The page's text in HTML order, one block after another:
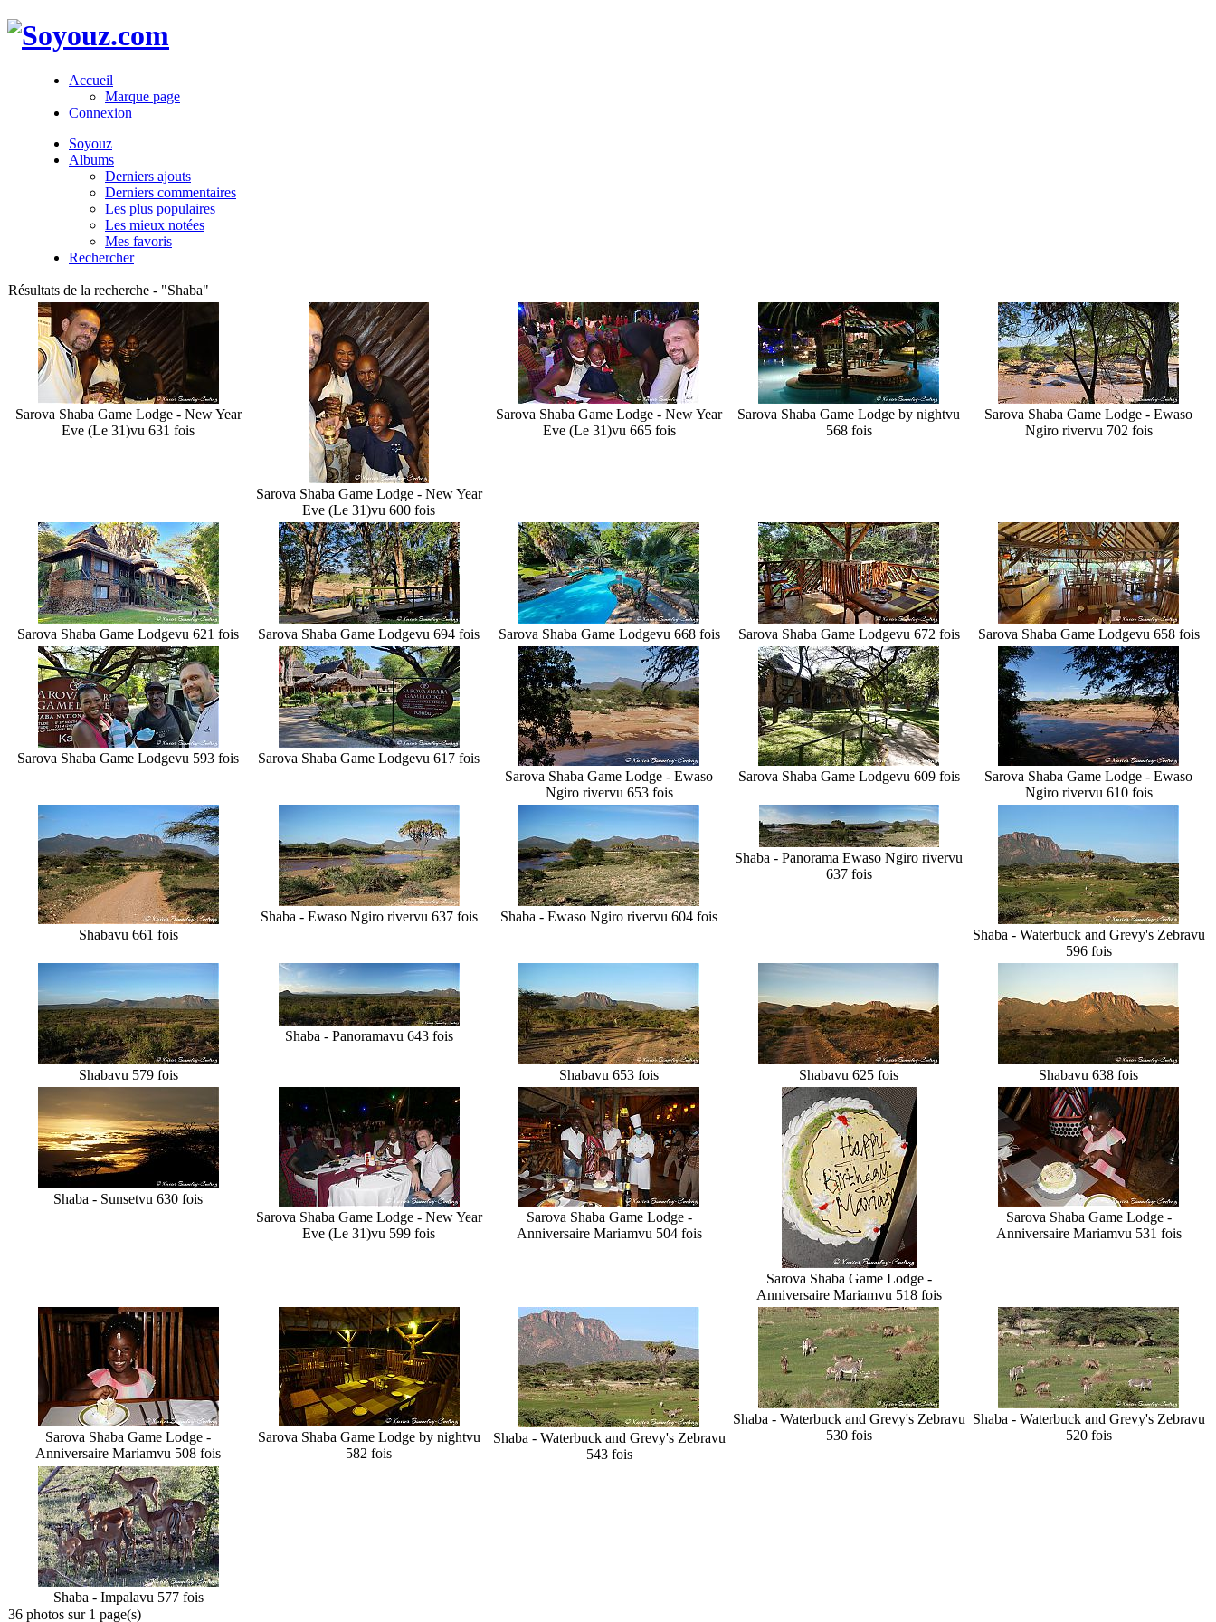
Accueil
Marque page
Connexion
Soyouz
Albums
Derniers ajouts
Derniers commentaires
Les plus populaires
Les mieux notées
Mes favoris
Rechercher
Résultats de la recherche - "Shaba"
Sarova Shaba Game Lodge - New Year
Eve (Le 31)vu 631 fois
Sarova Shaba Game Lodge - New Year
Eve (Le 31)vu 600 fois
Sarova Shaba Game Lodge - New Year
Eve (Le 31)vu 665 fois
Sarova Shaba Game Lodge by nightvu
568 fois
Sarova Shaba Game Lodge - Ewaso
Ngiro rivervu 702 fois
Sarova Shaba Game Lodgevu 621 fois Sarova Shaba Game Lodgevu 694 fois Sarova Shaba Game Lodgevu 668 fois Sarova Shaba Game Lodgevu 672 fois Sarova Shaba Game Lodgevu 658 fois
Sarova Shaba Game Lodgevu 593 fois Sarova Shaba Game Lodgevu 617 fois
Sarova Shaba Game Lodge - Ewaso
Ngiro rivervu 653 fois
Sarova Shaba Game Lodgevu 609 fois
Sarova Shaba Game Lodge - Ewaso
Ngiro rivervu 610 fois
Shabavu 661 fois
Shaba - Ewaso Ngiro rivervu 637 fois Shaba - Ewaso Ngiro rivervu 604 fois
Shaba - Panorama Ewaso Ngiro rivervu
637 fois
Shaba - Waterbuck and Grevy's Zebravu
596 fois
Shabavu 579 fois
Shaba - Panoramavu 643 fois
Shabavu 653 fois Shabavu 625 fois Shabavu 638 fois
Shaba - Sunsetvu 630 fois
Sarova Shaba Game Lodge - New Year
Eve (Le 31)vu 599 fois
Sarova Shaba Game Lodge -
Anniversaire Mariamvu 504 fois
Sarova Shaba Game Lodge -
Anniversaire Mariamvu 518 fois
Sarova Shaba Game Lodge -
Anniversaire Mariamvu 531 fois
Sarova Shaba Game Lodge -
Anniversaire Mariamvu 508 fois
Sarova Shaba Game Lodge by nightvu
582 fois
Shaba - Waterbuck and Grevy's Zebravu
543 fois
Shaba - Waterbuck and Grevy's Zebravu
530 fois
Shaba - Waterbuck and Grevy's Zebravu
520 fois
Shaba - Impalavu 577 fois
36 photos sur 1 page(s)